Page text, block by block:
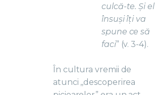
culcă-te. Și el
însuși îți va
spune ce să
faci” (v. 3-4).
În cultura vremii de
atunci ,,descoperirea